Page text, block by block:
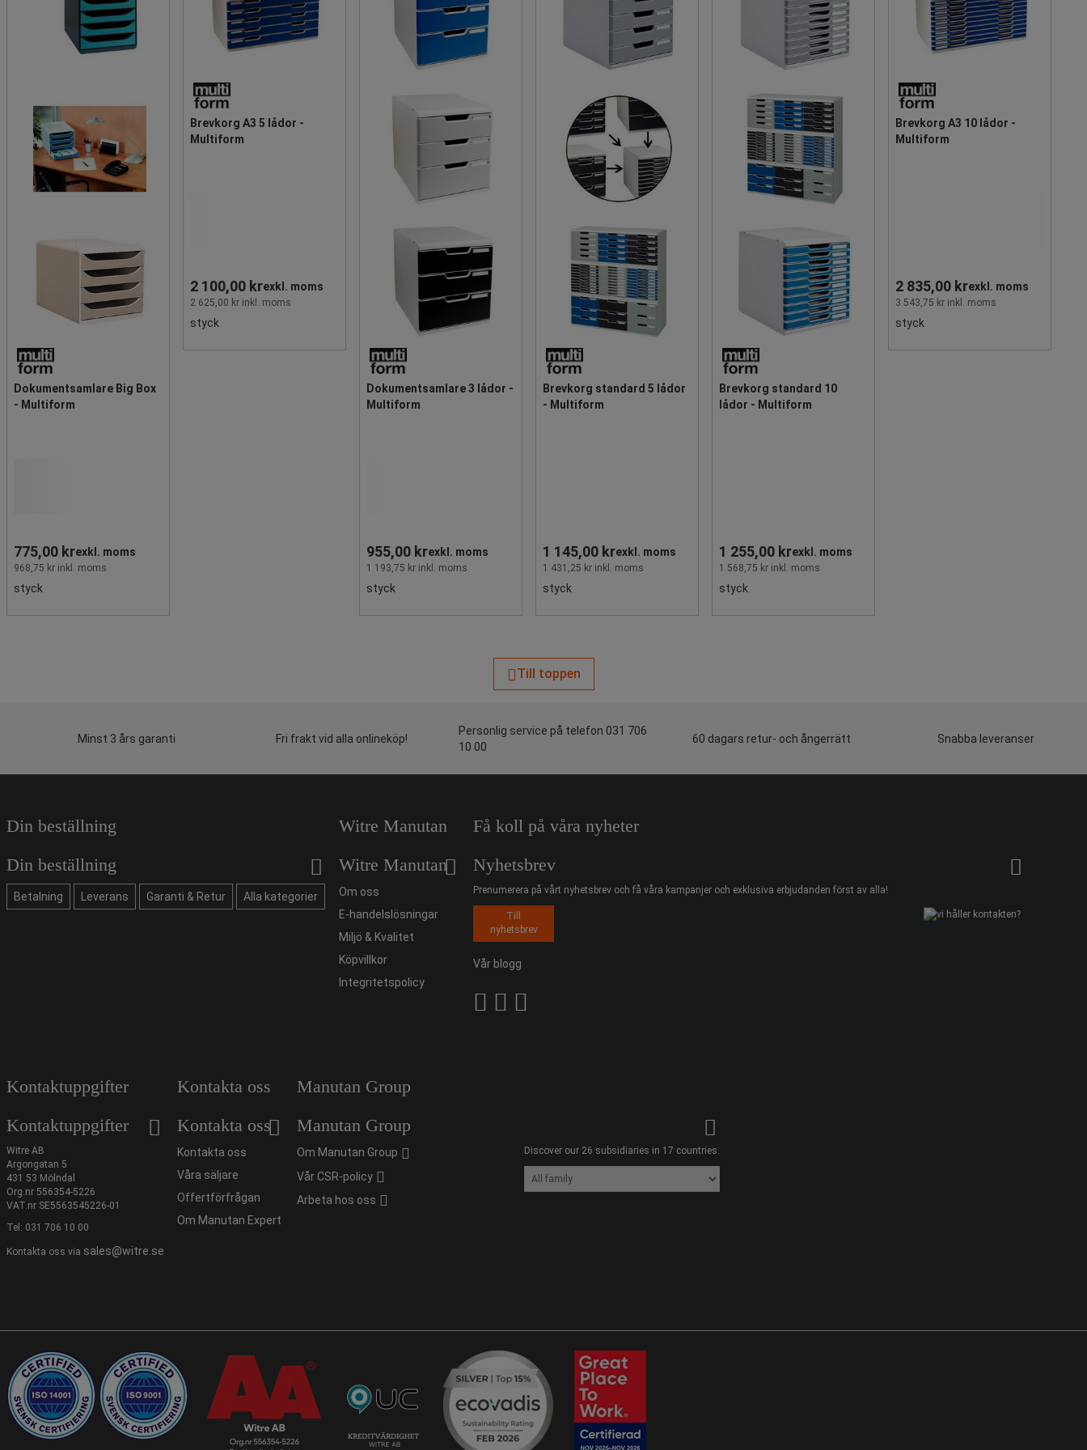
Dokumentsamlare Big Box
- Multiform
775,00 krexkl. moms
968,75 kr inkl. moms
styck
Brevkorg A3 5 lådor -
Multiform
2 100,00 krexkl. moms
2 625,00 kr inkl. moms
styck
Dokumentsamlare 3 lådor -
Multiform
955,00 krexkl. moms
1 193,75 kr inkl. moms
styck
Brevkorg standard 5 lådor
- Multiform
1 145,00 krexkl. moms
1 431,25 kr inkl. moms
styck
Brevkorg standard 10
lådor - Multiform
1 255,00 krexkl. moms
1 568,75 kr inkl. moms
styck
Brevkorg A3 10 lådor -
Multiform
2 835,00 krexkl. moms
3 543,75 kr inkl. moms
styck
Till toppen
Minst 3 års garanti Fri frakt vid alla onlineköp!
Personlig service på telefon 031 706
10 00
60 dagars retur- och ångerrätt Snabba leveranser
Din beställning
Din beställning
Betalning Leverans Garanti & Retur Alla kategorier
Witre Manutan
Witre Manutan
Om oss
E-handelslösningar
Miljö & Kvalitet
Köpvillkor
Integritetspolicy
Få koll på våra nyheter
Nyhetsbrev
Prenumerera på vårt nyhetsbrev och få våra kampanjer och exklusiva erbjudanden först av alla!
Till
nyhetsbrev
Vår blogg
Kontaktuppgifter
Kontaktuppgifter
Witre AB
Argongatan 5
431 53 Mölndal
Org.nr 556354-5226
VAT.nr SE5563545226-01
Tel: 031 706 10 00
Kontakta oss via sales@witre.se
Kontakta oss
Kontakta oss
Kontakta oss
Våra säljare
Offertförfrågan
Om Manutan Expert
Manutan Group
Manutan Group
Om Manutan Group
Vår CSR-policy
Arbeta hos oss
Discover our 26 subsidiaries in 17 countries.